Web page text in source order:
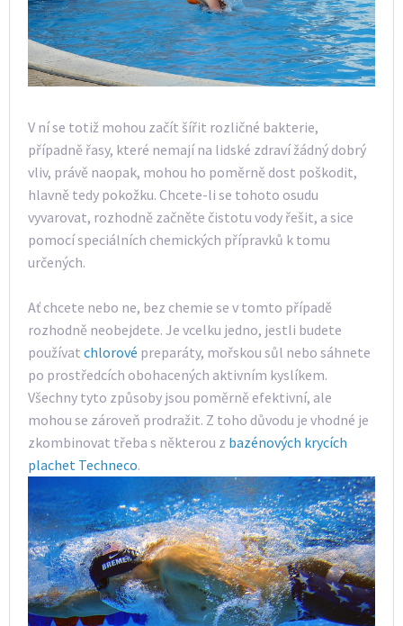
V ní se totiž mohou začít šířit rozličné bakterie,
případně řasy, které nemají na lidské zdraví žádný dobrý
vliv, právě naopak, mohou ho poměrně dost poškodit,
hlavně tedy pokožku. Chcete-li se tohoto osudu
vyvarovat, rozhodně začněte čistotu vody řešit, a sice
pomocí speciálních chemických přípravků k tomu
určených.
Ať chcete nebo ne, bez chemie se v tomto případě
rozhodně neobejdete. Je vcelku jedno, jestli budete
používat chlorové preparáty, mořskou sůl nebo sáhnete
po prostředcích obohacených aktivním kyslíkem.
Všechny tyto způsoby jsou poměrně efektivní, ale
mohou se zároveň prodražit. Z toho důvodu je vhodné je
zkombinovat třeba s některou z bazénových krycích
plachet Techneco.